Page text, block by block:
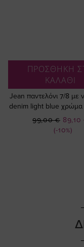
ΠΡΟΣΘΗΚΗ
ΚΑΛΑΘΙ
Jean παντελόνι 7/8 με
denim light blue χρώμα
(-10%)
Ειδική
Τιμή
89,10
99,00 €